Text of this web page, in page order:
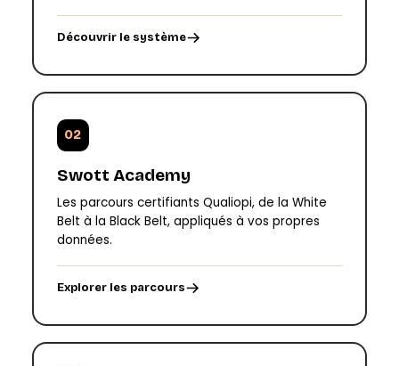
Découvrir le système
02
Swott Academy
Les parcours certifiants Qualiopi, de la White
Belt à la Black Belt, appliqués à vos propres
données.
Explorer les parcours